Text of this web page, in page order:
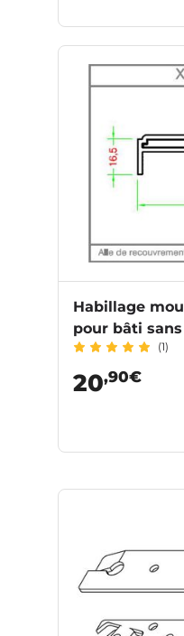
Habillage
pour bâti sans
(1)
20,90€